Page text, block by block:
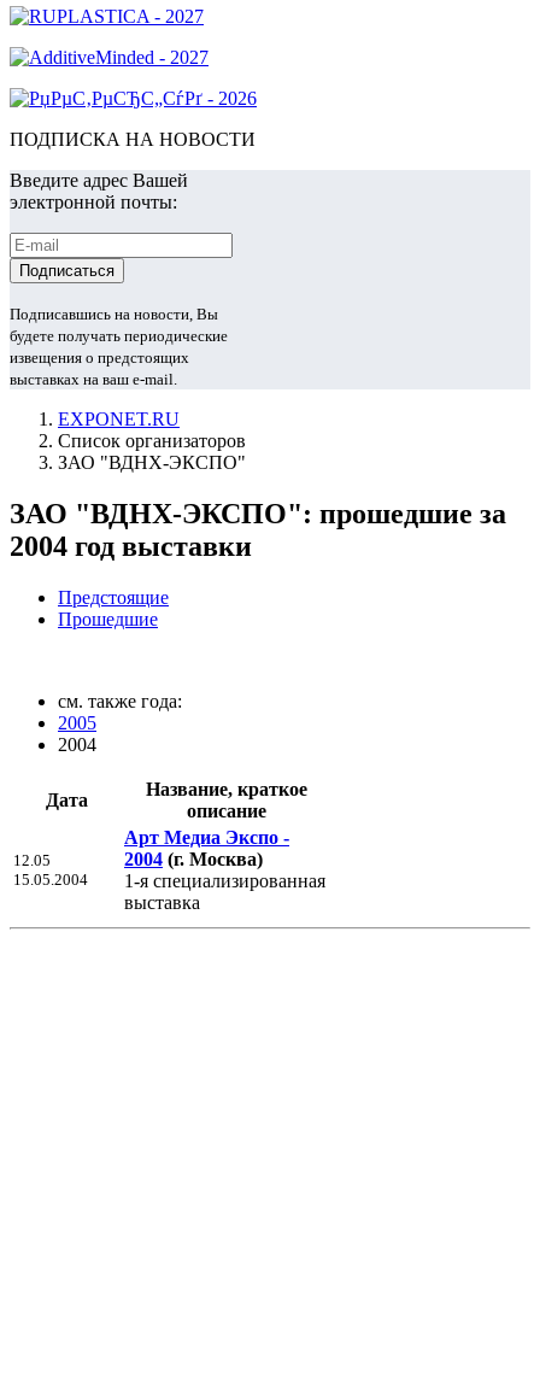
ПОДПИСКА НА НОВОСТИ
Введите адрес Вашей
электронной почты:
Подписавшись на новости, Вы
будете получать периодические
извещения о предстоящих
выставках на ваш e-mail.
EXPONET.RU
Список организаторов
ЗАО "ВДНХ-ЭКСПО"
ЗАО "ВДНХ-ЭКСПО": прошедшие за
2004 год выставки
Предстоящие
Прошедшие
см. также года:
2005
2004
Дата
Название, краткое
описание
12.05
15.05.2004
Арт Медиа Экспо -
2004 (г. Москва)
1-я специализированная
выставка